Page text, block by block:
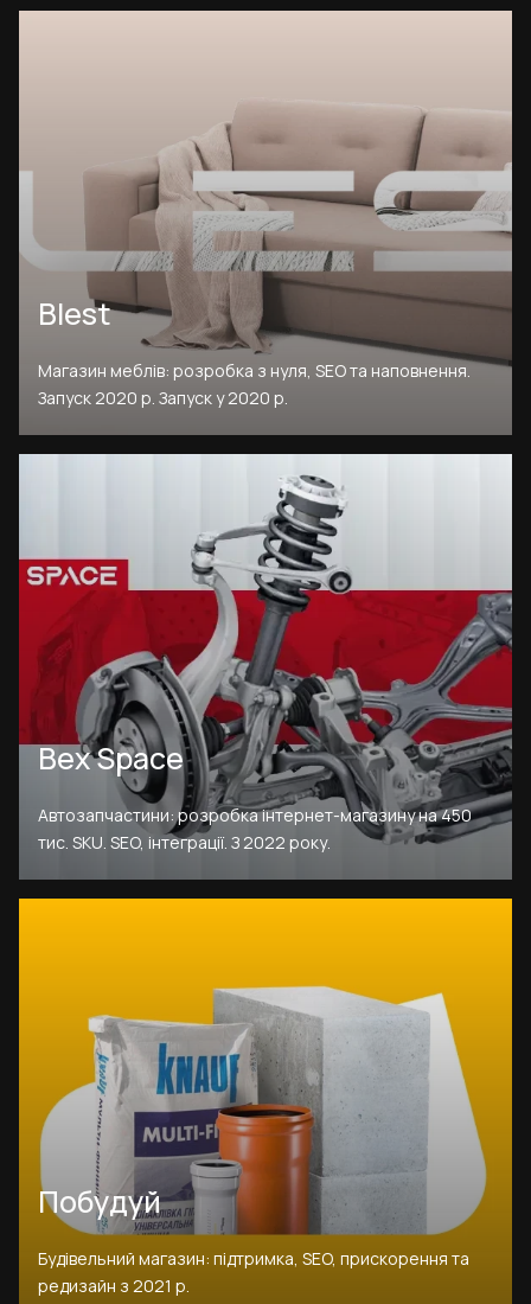
Blest
Магазин меблів: розробка з нуля, SEO та наповнення.
Запуск 2020 р. Запуск у 2020 р.
Bex Space
Автозапчастини: розробка інтернет-магазину на 450
тис. SKU. SEO, інтеграції. З 2022 року.
Побудуй
Будівельний магазин: підтримка, SEO, прискорення та
редизайн з 2021 р.